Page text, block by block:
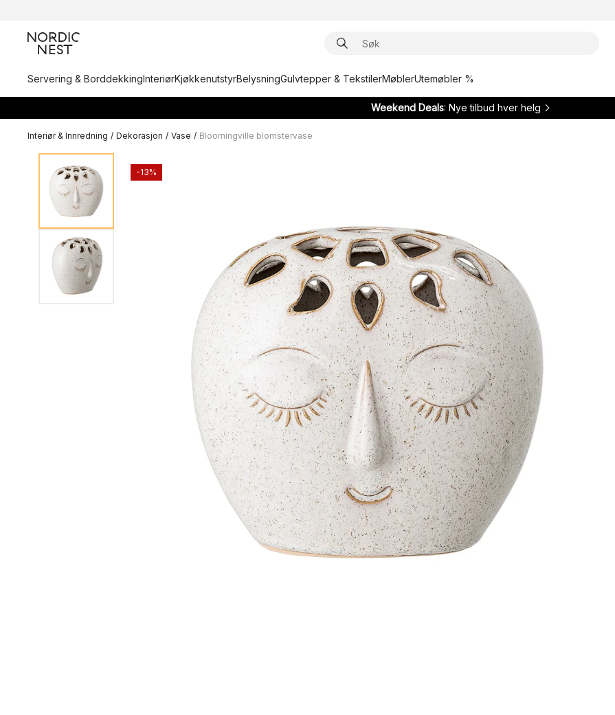
Servering & BorddekkingInteriørKjøkkenutstyrBelysningGulvtepper & TekstilerMøblerUtemøbler %
Weekend Deals: Nye tilbud hver helg
Interiør & Innredning / Dekorasjon / Vase / Bloomingville blomstervase
-13%